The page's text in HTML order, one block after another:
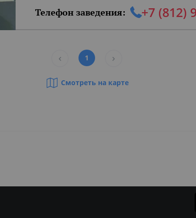
Телефон заведения: +7 (812)
1
Смотреть на карте